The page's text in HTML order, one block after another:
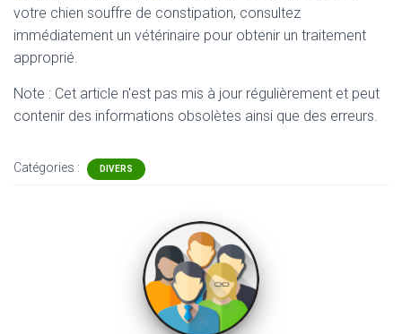
votre chien souffre de constipation, consultez
immédiatement un vétérinaire pour obtenir un traitement
approprié.
Note : Cet article n'est pas mis à jour régulièrement et peut
contenir des informations obsolètes ainsi que des erreurs.
Catégories : DIVERS